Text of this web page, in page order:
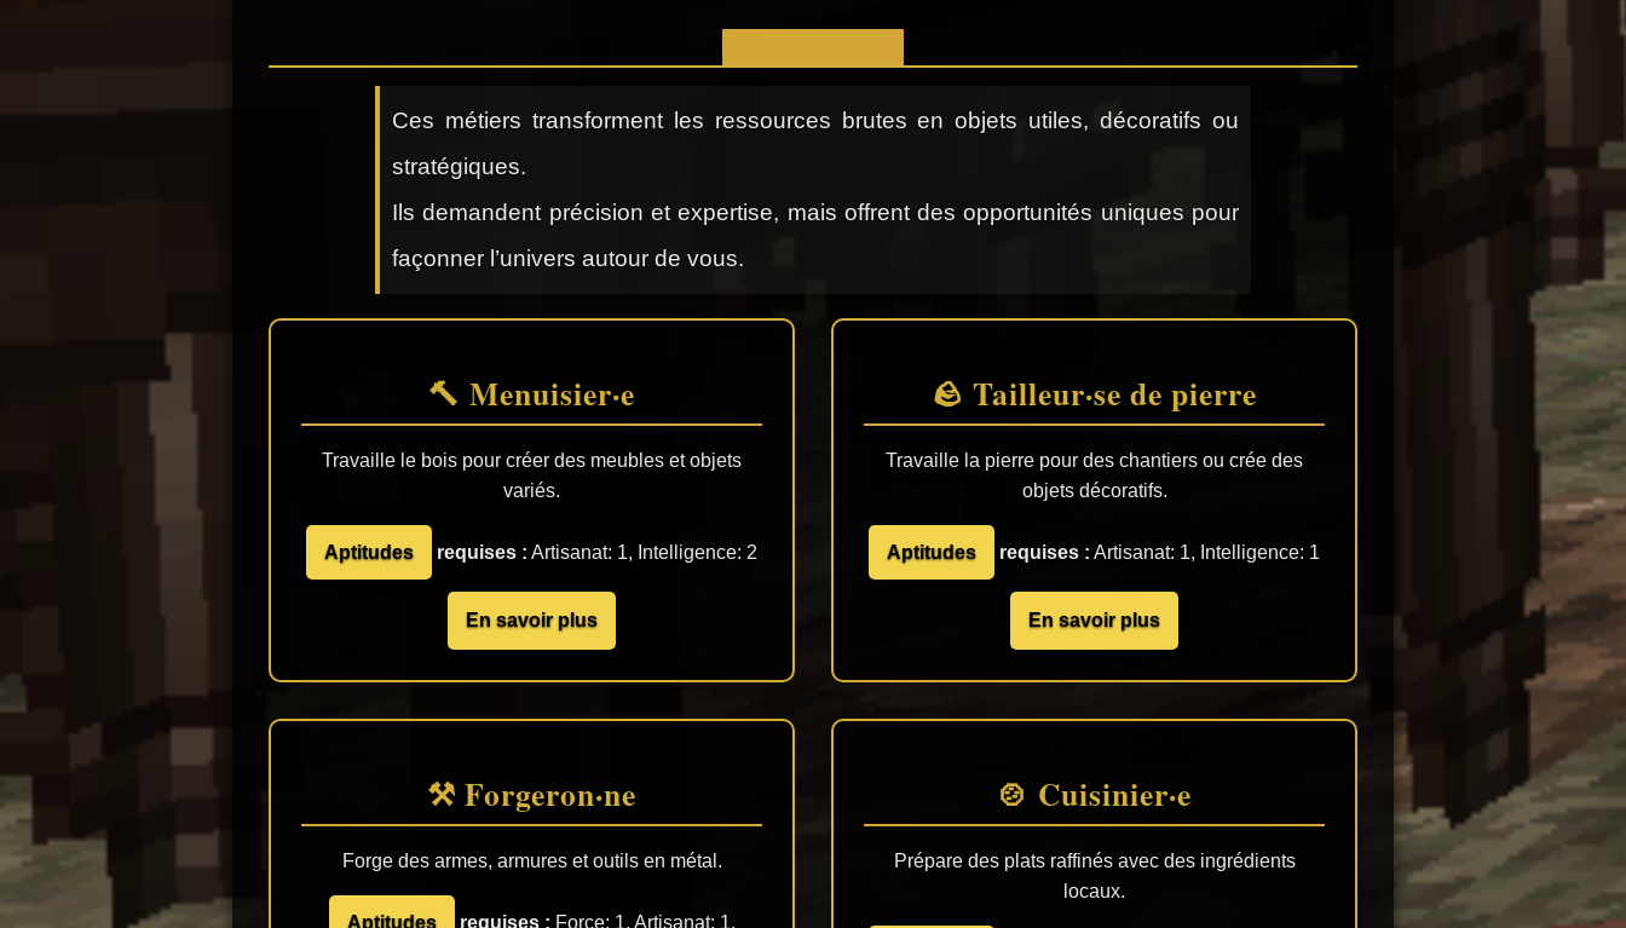
Ces métiers transforment les ressources brutes en objets utiles, décoratifs ou
stratégiques.
Ils demandent précision et expertise, mais offrent des opportunités uniques pour
façonner l’univers autour de vous.
🔨 Menuisier·e
Travaille le bois pour créer des meubles et objets
variés.
Aptitudes requises : Artisanat: 1, Intelligence: 2
En savoir plus
🪨 Tailleur·se de pierre
Travaille la pierre pour des chantiers ou crée des
objets décoratifs.
Aptitudes requises : Artisanat: 1, Intelligence: 1
En savoir plus
⚒️ Forgeron·ne
Forge des armes, armures et outils en métal.
Aptitudes requises : Force: 1, Artisanat: 1,
🍲 Cuisinier·e
Prépare des plats raffinés avec des ingrédients
locaux.